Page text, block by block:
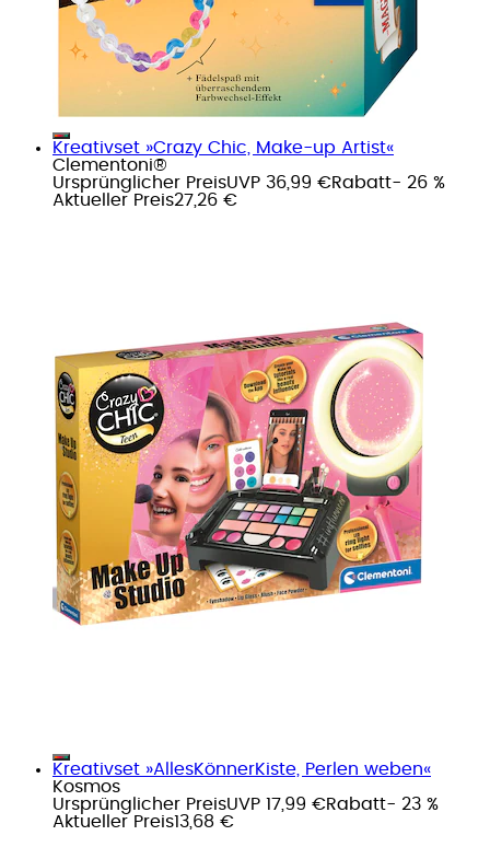
Kreativset »Crazy Chic, Make-up Artist«
Clementoni®
Ursprünglicher PreisUVP 36,99 €Rabatt- 26 %
Aktueller Preis27,26 €
Kreativset »AllesKönnerKiste, Perlen weben«
Kosmos
Ursprünglicher PreisUVP 17,99 €Rabatt- 23 %
Aktueller Preis13,68 €